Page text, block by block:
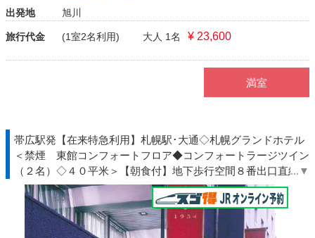
出発地
旭川
旅行代金 (1室2名利用) 大人 1名 ¥ 23,600
満室
帯広駅発【在来特急利用】札幌駅･大通◇札幌グランドホテル
＜禁煙 東館コンフォートフロア◆コンフォートラージツイン
（２名）◇４０平米＞【朝食付】地下歩行空間８番出口直結◆
北海道◇ＪＲきっぷ駅受取